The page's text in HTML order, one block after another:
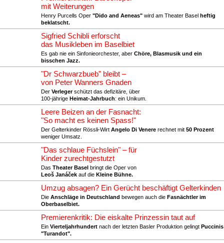
mit Weiterungen
Henry Purcells Oper "Dido and Aeneas" wird am Theater Basel heftig
beklatscht.
Sigfried Schibli erforscht
das Musikleben im Baselbiet
Es gab nie ein Sinfonieorchester, aber Chöre, Blasmusik und ein
bisschen Jazz.
"Dr Schwarzbueb" bleibt –
von Peter Wanners Gnaden
Der Verlegerschützt das defizitäre, über
100-jährige Heimat-Jahrbuch: ein Unikum.
Leere Beizen an der Fasnacht:
"So macht es keinen Spass!"
Der Gelterkinder Rössli-Wirt Angelo Di Venere rechnet mit 50 Prozent
weniger Umsatz.
"Das schlaue Füchslein" – für
Kinder zurechtgestutzt
Das Theater Basel bringt die Oper von
Leoš Janáček auf die Kleine Bühne.
Umzug absagen? Ein Gerücht beschäftigt Gelterkinden
Die Anschläge in Deutschland bewegen auch die Fasnächtler im
Oberbaselbiet.
Premierenkritik: Die eiskalte Prinzessin taut auf
Ein Vierteljahrhundert nach der letzten Basler Produktion gelingt Puccinis
"Turandot".